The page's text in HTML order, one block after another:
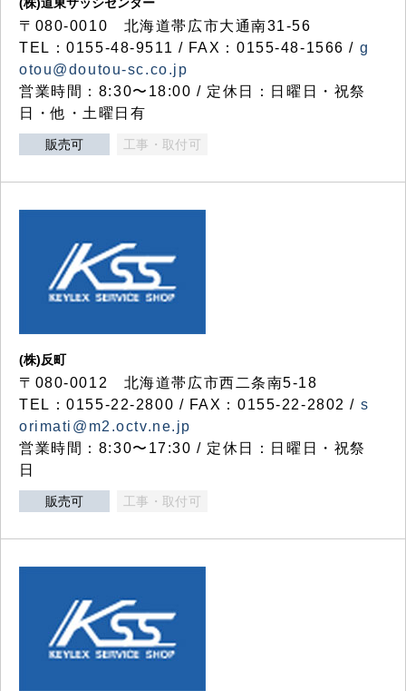
〒080-0010 北海道帯広市大通南31-56
TEL：0155-48-9511 / FAX：0155-48-1566 / g
otou@doutou-sc.co.jp
営業時間：8:30〜18:00 / 定休日：日曜日・祝祭
日・他・土曜日有
販売可 工事・取付可
(株)反町
〒080-0012 北海道帯広市西二条南5-18
TEL：0155-22-2800 / FAX：0155-22-2802 / s
orimati@m2.octv.ne.jp
営業時間：8:30〜17:30 / 定休日：日曜日・祝祭
日
販売可 工事・取付可